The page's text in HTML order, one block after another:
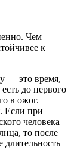
Чем
к
— это время,
до первого
в ожог.
Если при
человека
то после
длительность